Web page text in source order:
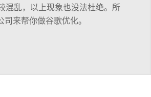
混乱，以上现象也没法杜绝。所
来帮你做谷歌优化。